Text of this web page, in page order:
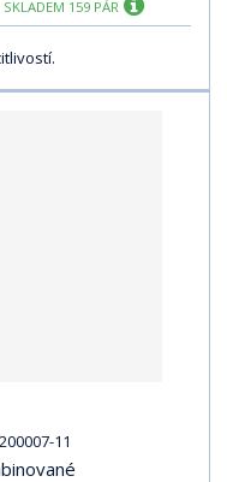
SKLADEM 159 PÁR
11